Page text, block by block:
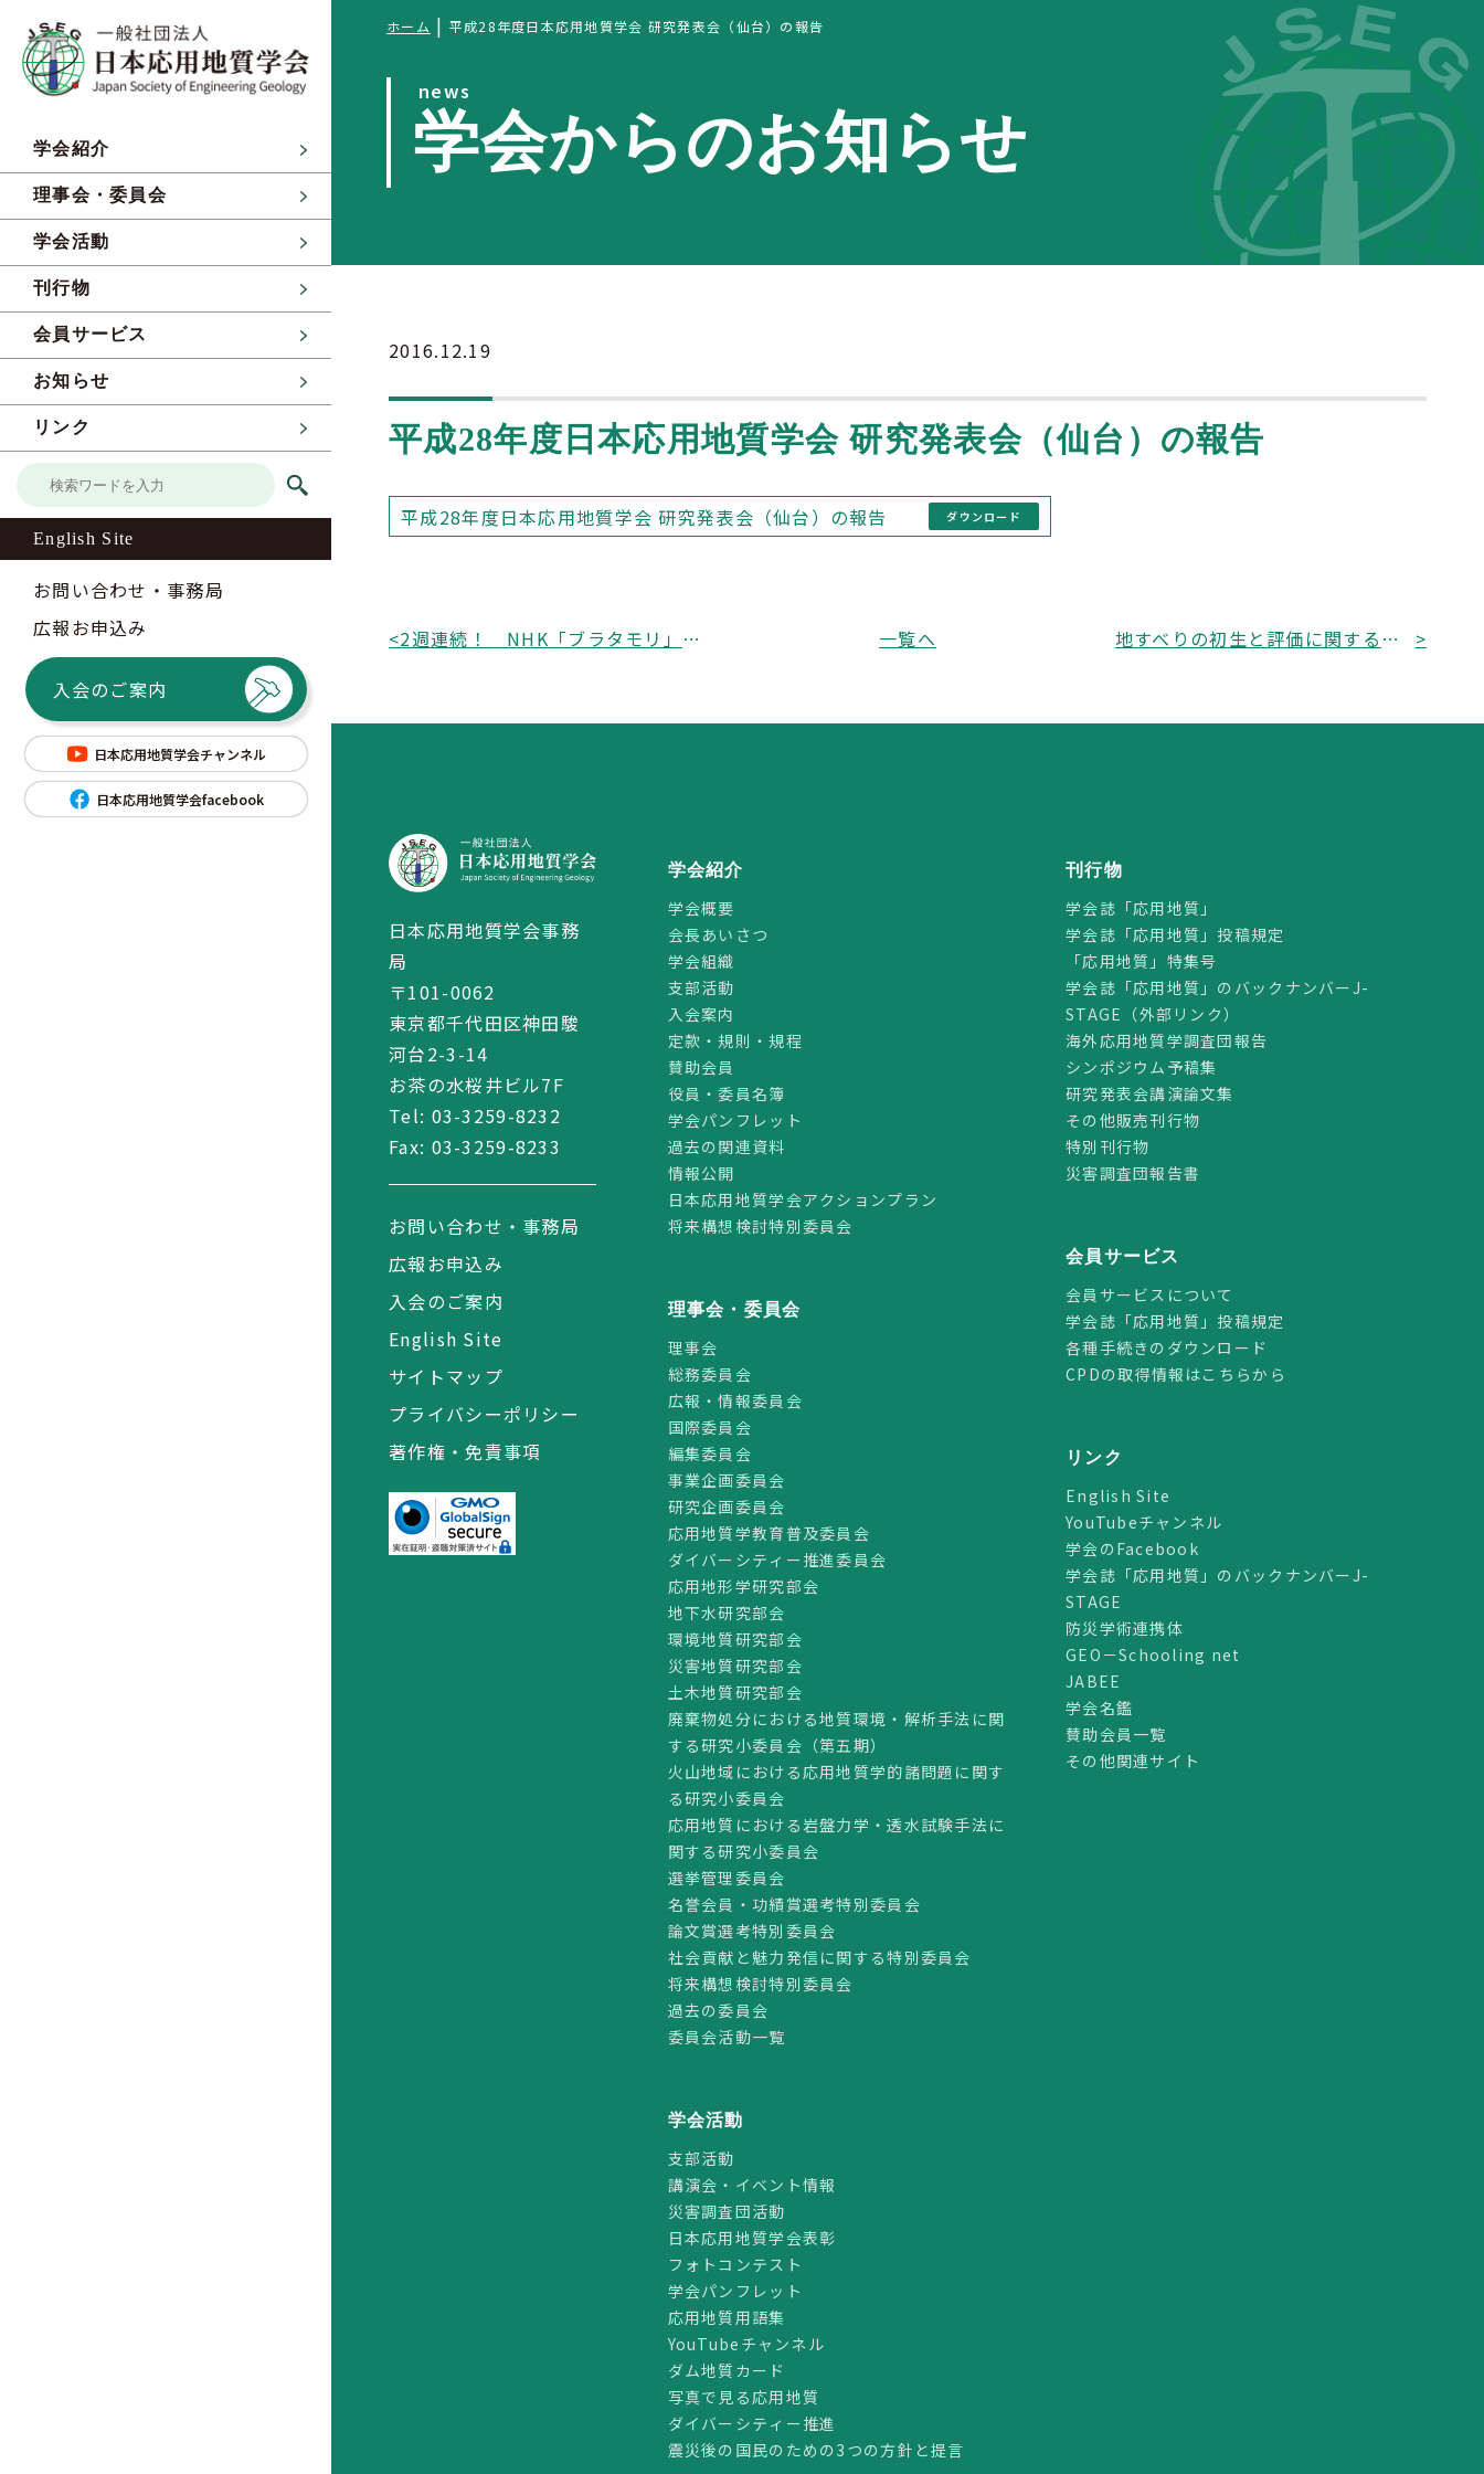
学会紹介
理事会・委員会
学会活動
刊行物
会員サービス
お知らせ
リンク
English Site
お問い合わせ・事務局
広報お申込み
入会のご案内
日本応用地質学会チャンネル
日本応用地質学会facebook
ホーム | 平成28年度日本応用地質学会 研究発表会（仙台）の報告
news
学会からのお知らせ
2016.12.19
平成28年度日本応用地質学会 研究発表会（仙台）の報告
平成28年度日本応用地質学会 研究発表会（仙台）の報告 ダウンロード
< 2週連続！ NHK「ブラタモリ」に長谷川前会長が出演しました 一覧へ 地すべりの初生と評価に関する研究小委員会（第二期）より最終活動報告書公開のお知らせ >
日本応用地質学会事務
局
〒101-0062
東京都千代田区神田駿
河台2-3-14
お茶の水桜井ビル7F
Tel: 03-3259-8232
Fax: 03-3259-8233
お問い合わせ・事務局
広報お申込み
入会のご案内
English Site
サイトマップ
プライバシーポリシー
著作権・免責事項
学会紹介
学会概要
会長あいさつ
学会組織
支部活動
入会案内
定款・規則・規程
賛助会員
役員・委員名簿
学会パンフレット
過去の関連資料
情報公開
日本応用地質学会アクションプラン
将来構想検討特別委員会
理事会・委員会
理事会
総務委員会
広報・情報委員会
国際委員会
編集委員会
事業企画委員会
研究企画委員会
応用地質学教育普及委員会
ダイバーシティー推進委員会
応用地形学研究部会
地下水研究部会
環境地質研究部会
災害地質研究部会
土木地質研究部会
廃棄物処分における地質環境・解析手法に関
する研究小委員会（第五期）
火山地域における応用地質学的諸問題に関す
る研究小委員会
応用地質における岩盤力学・透水試験手法に
関する研究小委員会
選挙管理委員会
名誉会員・功績賞選考特別委員会
論文賞選考特別委員会
社会貢献と魅力発信に関する特別委員会
将来構想検討特別委員会
過去の委員会
委員会活動一覧
学会活動
支部活動
講演会・イベント情報
災害調査団活動
日本応用地質学会表彰
フォトコンテスト
学会パンフレット
応用地質用語集
YouTubeチャンネル
ダム地質カード
写真で見る応用地質
ダイバーシティー推進
震災後の国民のための3つの方針と提言
刊行物
学会誌「応用地質」
学会誌「応用地質」投稿規定
「応用地質」特集号
学会誌「応用地質」のバックナンバーJ-
STAGE（外部リンク）
海外応用地質学調査団報告
シンポジウム予稿集
研究発表会講演論文集
その他販売刊行物
特別刊行物
災害調査団報告書
会員サービス
会員サービスについて
学会誌「応用地質」投稿規定
各種手続きのダウンロード
CPDの取得情報はこちらから
リンク
English Site
YouTubeチャンネル
学会のFacebook
学会誌「応用地質」のバックナンバーJ-
STAGE
防災学術連携体
GEO－Schooling net
JABEE
学会名鑑
賛助会員一覧
その他関連サイト